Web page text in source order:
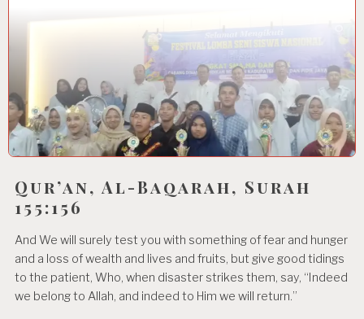
Qur’an, Al-Baqarah, Surah
155:156
And We will surely test you with something of fear and hunger
and a loss of wealth and lives and fruits, but give good tidings
to the patient, Who, when disaster strikes them, say, “Indeed
we belong to Allah, and indeed to Him we will return.”